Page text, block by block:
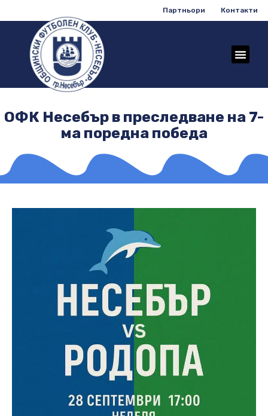
Партньори Контакти
ОФК Несебър в преследване на 7-
ма поредна победа